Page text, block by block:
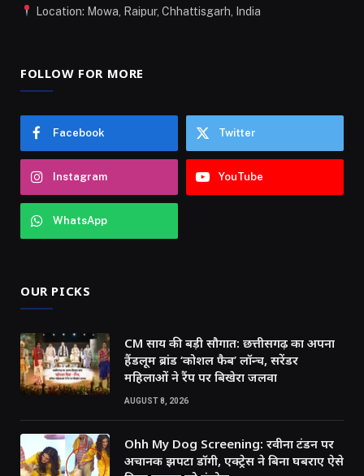
Location: Mowa, Raipur, Chhattisgarh, India
FOLLOW FOR MORE
Facebook Twitter
Instagram YouTube
WhatsApp
OUR PICKS
CM साय की बड़ी सौगात: छत्तीसगढ़ का अपना
हैंडलूम ब्रांड ‘कोशल फैब’ लॉन्च, सरेंडर
महिलाओं ने रैंप पर बिखेरा जलवा
AUGUST 8, 2026
Ohh My Dog Screening: रवीना टंडन पर
अचानक झपटा डॉगी, एक्ट्रेस ने बिना घबराए ऐसे